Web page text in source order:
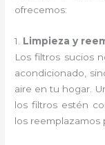
ofrecemos:
1. Limpieza y
Los filtros sucios
acondicionado,
aire en tu hogar.
los filtros estén
los reemplazamos